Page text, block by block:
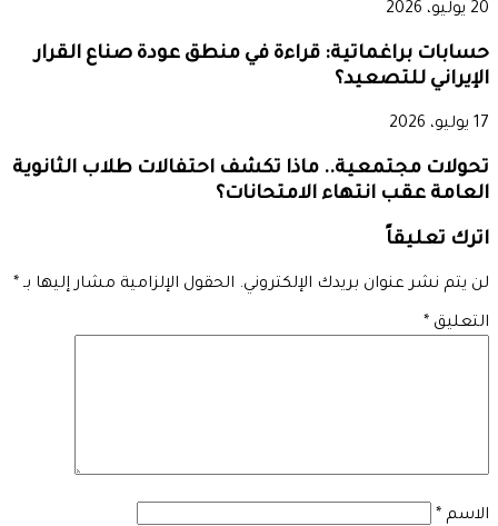
20 يوليو، 2026
حسابات براغماتية: قراءة في منطق عودة صناع القرار
الإيراني للتصعيد؟
17 يوليو، 2026
تحولات مجتمعية.. ماذا تكشف احتفالات طلاب الثانوية
العامة عقب انتهاء الامتحانات؟
اترك تعليقاً
لن يتم نشر عنوان بريدك الإلكتروني. الحقول الإلزامية مشار إليها بـ *
التعليق *
الاسم *